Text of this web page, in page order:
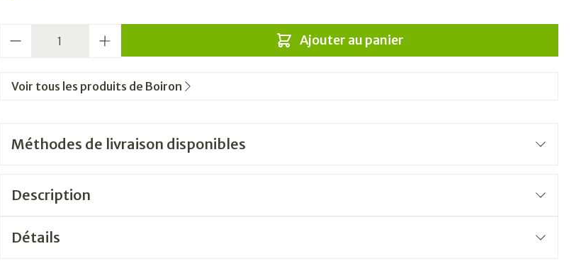
Ajouter au panier
Voir tous les produits de Boiron
Méthodes de livraison disponibles
Description
Détails